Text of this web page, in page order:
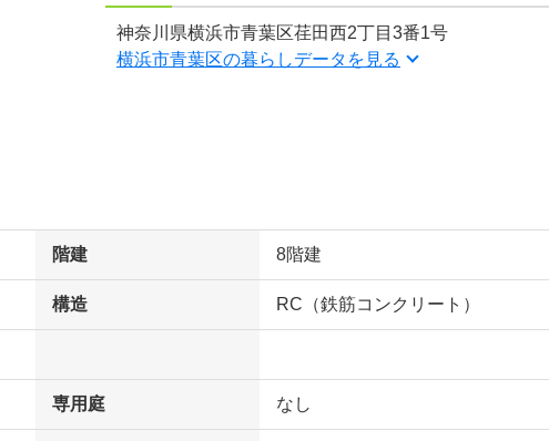
神奈川県横浜市青葉区荏田西2丁目3番1号
横浜市青葉区の暮らしデータを見る
階建 8階建
構造 RC（鉄筋コンクリート）
専用庭 なし